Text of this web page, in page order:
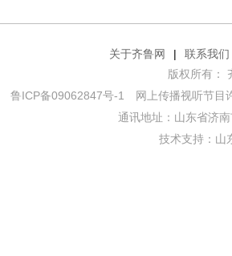
关于齐鲁网 |
联系我们
版权所有：
鲁ICP备09062847号-1 网上传播视听节目
通讯地址：山东省济
技术支持： 山